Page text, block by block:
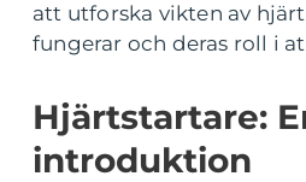
att utforska vikten av
fungerar och deras roll i
Hjärtstartare:
introduktion